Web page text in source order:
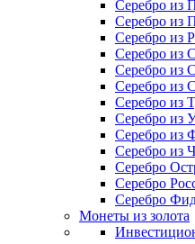
Серебро из
Серебро из
Серебро из
Серебро из
Серебро
Серебро из
Серебро из
Серебро из
Серебро из
Серебро из
Серебро
Серебро
Серебро
Монеты из золота